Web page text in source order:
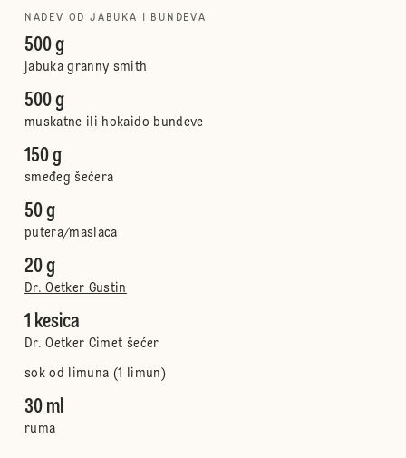
NADEV OD JABUKA I BUNDEVA
500 g
jabuka granny smith
500 g
muskatne ili hokaido bundeve
150 g
smeđeg šećera
50 g
putera/maslaca
20 g
Dr. Oetker Gustin
1 kesica
Dr. Oetker Cimet šećer
sok od limuna (1 limun)
30 ml
ruma